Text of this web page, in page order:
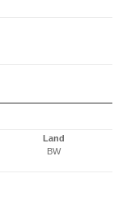
Land
BW